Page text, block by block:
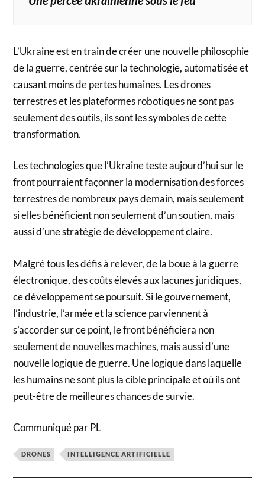
L’Ukraine est en train de créer une nouvelle philosophie
de la guerre, centrée sur la technologie, automatisée et
causant moins de pertes humaines. Les drones
terrestres et les plateformes robotiques ne sont pas
seulement des outils, ils sont les symboles de cette
transformation.
Les technologies que l’Ukraine teste aujourd’hui sur le
front pourraient façonner la modernisation des forces
terrestres de nombreux pays demain, mais seulement
si elles bénéficient non seulement d’un soutien, mais
aussi d’une stratégie de développement claire.
Malgré tous les défis à relever, de la boue à la guerre
électronique, des coûts élevés aux lacunes juridiques,
ce développement se poursuit. Si le gouvernement,
l’industrie, l’armée et la science parviennent à
s’accorder sur ce point, le front bénéficiera non
seulement de nouvelles machines, mais aussi d’une
nouvelle logique de guerre. Une logique dans laquelle
les humains ne sont plus la cible principale et où ils ont
peut-être de meilleures chances de survie.
Communiqué par PL
DRONES INTELLIGENCE ARTIFICIELLE